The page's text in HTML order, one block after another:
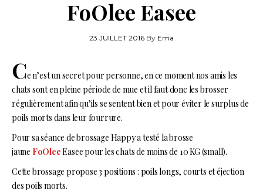
FoOlee Easee
23 JUILLET 2016 By Ema
Ce n’est un secret pour personne, en ce moment nos amis les
chats sont en pleine période de mue et il faut donc les brosser
régulièrement afin qu’ils se sentent bien et pour éviter le surplus de
poils morts dans leur fourrure.
Pour sa séance de brossage Happy a testé la brosse
jaune FoOleeEasee pour les chats de moins de 10 KG (small).
Cette brossage propose 3 positions : poils longs, courts et éjection
des poils morts.